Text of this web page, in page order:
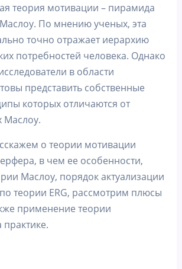
теория мотивации – пирамида
По мнению ученых, эта
точно отражает иерархию
потребностей человека. Однако
в области
представить собственные
которых отличаются от
Маслоу.
о теории мотивации
в чем ее особенности,
Маслоу, порядок актуализации
теории ERG, рассмотрим плюсы
применение теории